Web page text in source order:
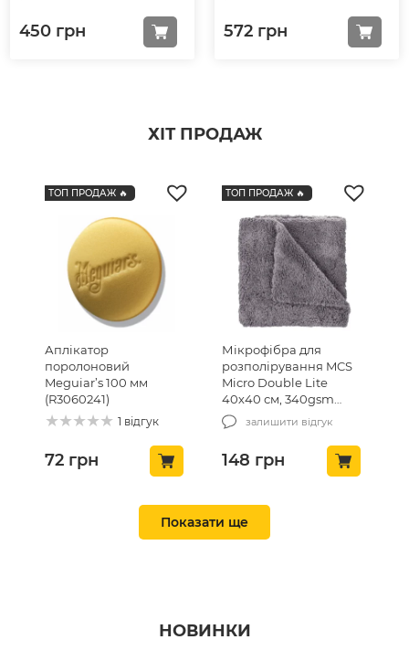
450 грн 572 грн
ХІТ ПРОДАЖ
ТОП ПРОДАЖ 🔥
Аплікатор
поролоновий
Meguiar’s 100 мм
(R3060241)
1 відгук
72 грн
ТОП ПРОДАЖ 🔥
Мікрофібра для
розполірування MCS
Micro Double Lite
40х40 см, 340gsm
(MCS-03/1)
залишити відгук
148 грн
Показати ще
НОВИНКИ